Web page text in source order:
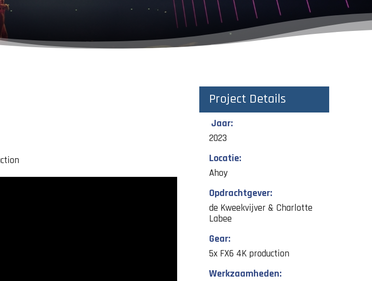
Project Details
Jaar:
2023
Locatie:
Ahoy
Opdrachtgever:
de Kweekvijver & Charlotte
Labee
Gear:
5x FX6 4K production
Werkzaamheden: